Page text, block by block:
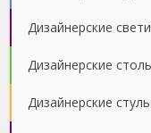
Дизайнерские
Дизайнерские
Дизайнерские